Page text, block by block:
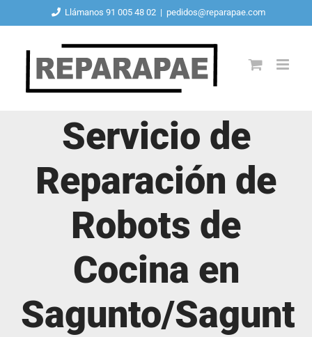
contenido
Llámanos 91 005 48 02 | pedidos@reparapae.com
Servicio de
Reparación de
Robots de
Cocina en
Sagunto/Sagunt